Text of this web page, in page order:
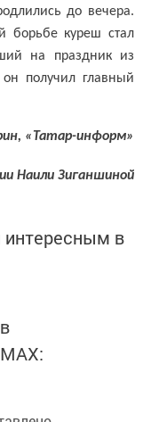
до вечера.
борьбе куреш стал
на праздник из
он получил главный
«Татар-информ»
Наили Зиганшиной
в